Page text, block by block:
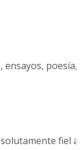
ensayos, poesía,
fiel a